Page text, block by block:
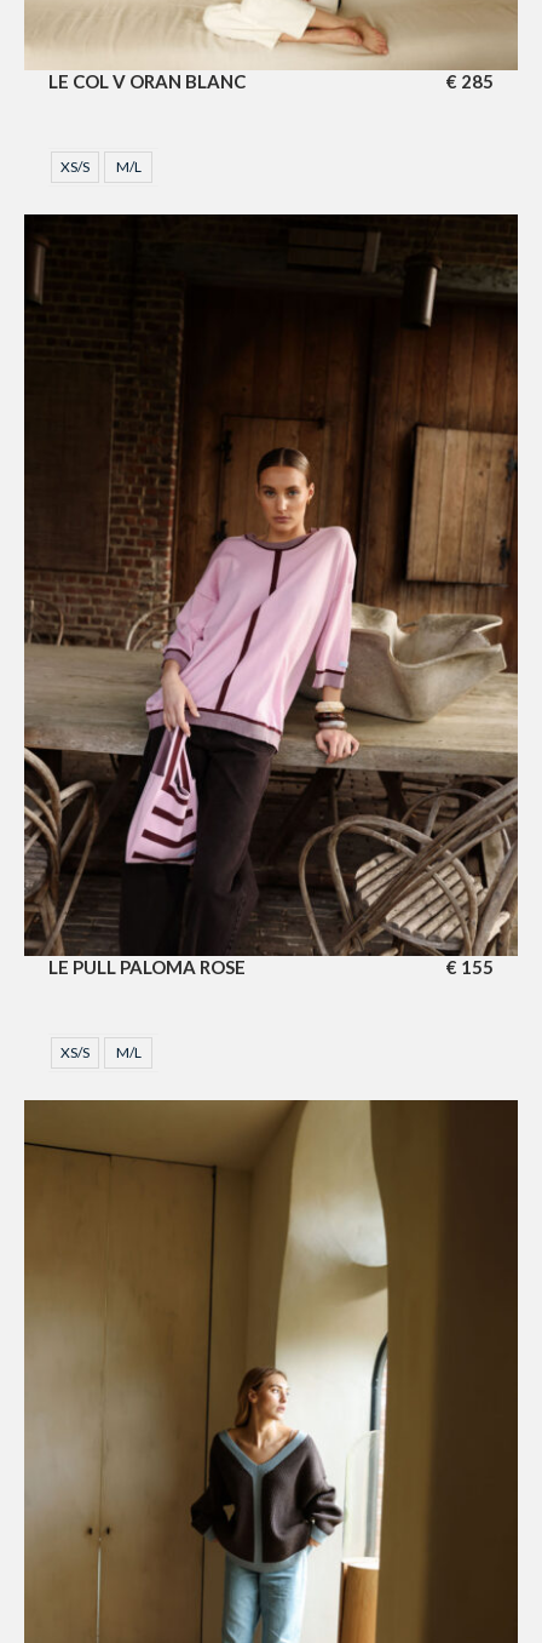
LE COL V ORAN BLANC € 285
XS/S M/L
LE PULL PALOMA ROSE € 155
XS/S M/L